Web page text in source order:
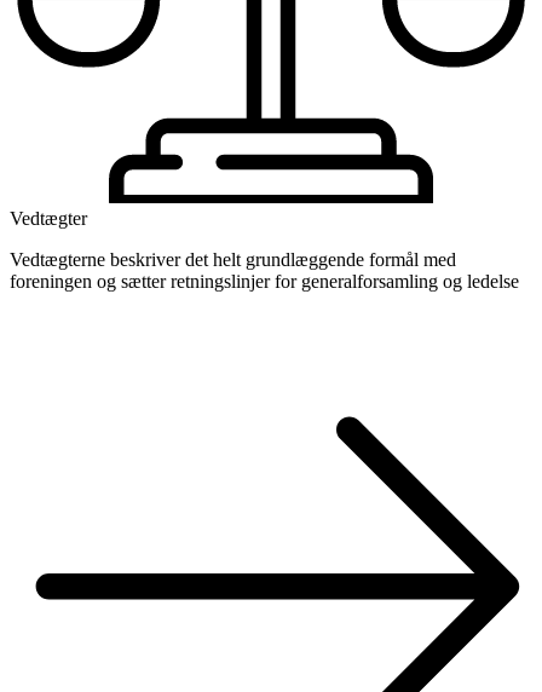
Vedtægter
Vedtægterne beskriver det helt grundlæggende formål med
foreningen og sætter retningslinjer for generalforsamling og ledelse